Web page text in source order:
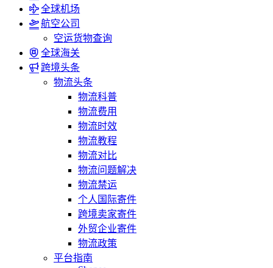
全球机场
航空公司
空运货物查询
全球海关
跨境头条
物流头条
物流科普
物流费用
物流时效
物流教程
物流对比
物流问题解决
物流禁运
个人国际寄件
跨境卖家寄件
外贸企业寄件
物流政策
平台指南